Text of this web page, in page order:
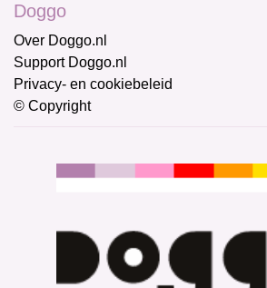
Doggo
Over Doggo.nl
Support Doggo.nl
Privacy- en cookiebeleid
© Copyright